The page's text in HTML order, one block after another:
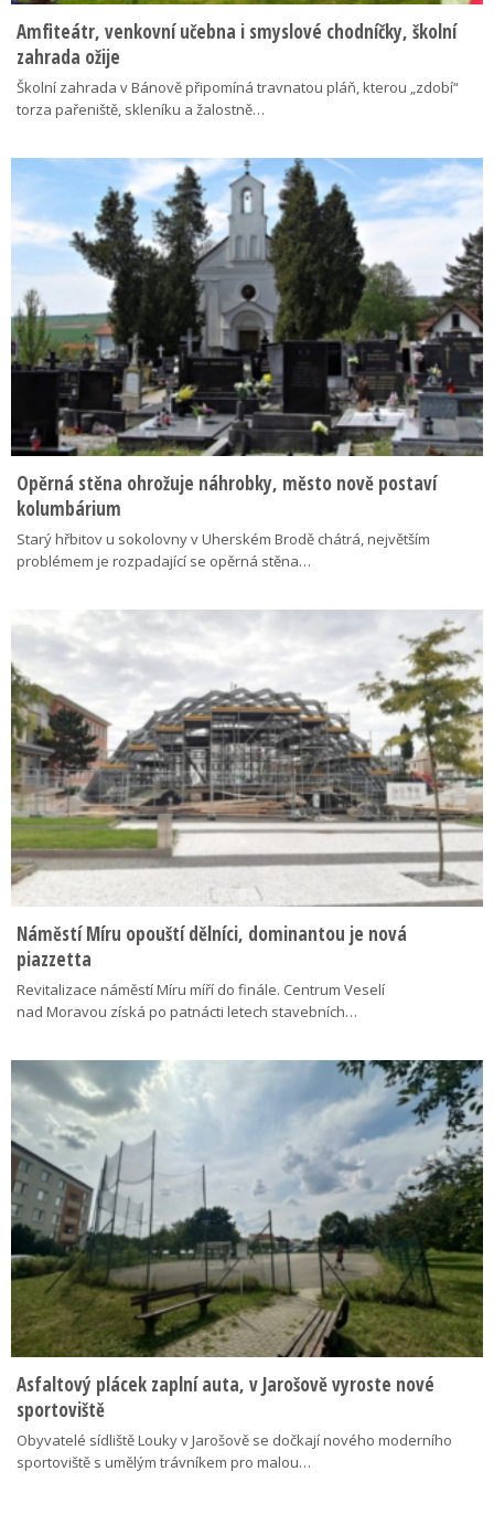
Amfiteátr, venkovní učebna i smyslové chodníčky, školní
zahrada ožije
Školní zahrada v Bánově připomíná travnatou pláň, kterou „zdobí“
torza pařeniště, skleníku a žalostně…
Opěrná stěna ohrožuje náhrobky, město nově postaví
kolumbárium
Starý hřbitov u sokolovny v Uherském Brodě chátrá, největším
problémem je rozpadající se opěrná stěna…
Náměstí Míru opouští dělníci, dominantou je nová
piazzetta
Revitalizace náměstí Míru míří do finále. Centrum Veselí
nad Moravou získá po patnácti letech stavebních…
Asfaltový plácek zaplní auta, v Jarošově vyroste nové
sportoviště
Obyvatelé sídliště Louky v Jarošově se dočkají nového moderního
sportoviště s umělým trávníkem pro malou…